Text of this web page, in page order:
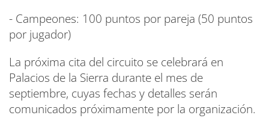
- Campeones: 100 puntos por pareja (50 puntos
por jugador)
La próxima cita del circuito se celebrará en
Palacios de la Sierra durante el mes de
septiembre, cuyas fechas y detalles serán
comunicados próximamente por la organización.